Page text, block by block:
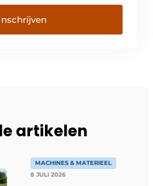
artikelen
MACHINES & MATERIEEL
8 JULI 2026